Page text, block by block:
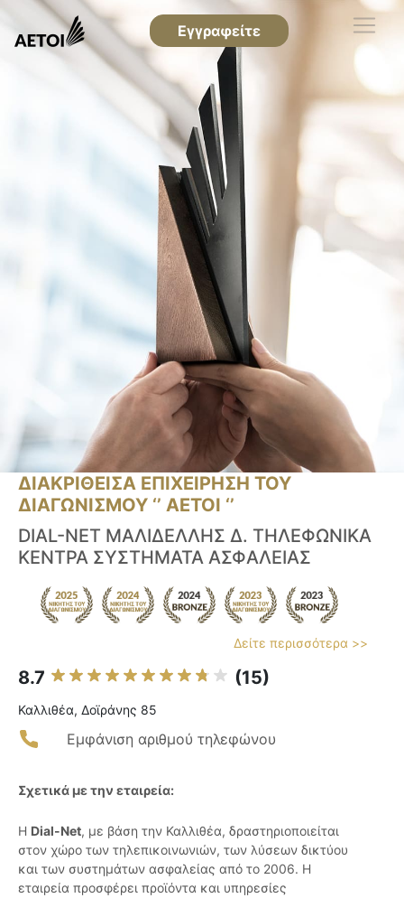
Εγγραφείτε
ΔΙΑΚΡΙΘΕΙΣΑ ΕΠΙΧΕΙΡΗΣΗ ΤΟΥ
ΔΙΑΓΩΝΙΣΜΟΥ ‘’ ΑΕΤΟΙ ‘’
DIAL-NET ΜΑΛΙΔΕΛΛΗΣ Δ. ΤΗΛΕΦΩΝΙΚΑ
ΚΕΝΤΡΑ ΣΥΣΤΗΜΑΤΑ ΑΣΦΑΛΕΙΑΣ
Δείτε περισσότερα >>
8.7 (15)
Καλλιθέα, Δοϊράνης 85
Εμφάνιση αριθμού τηλεφώνου
Σχετικά με την εταιρεία:
Η Dial-Net, με βάση την Καλλιθέα, δραστηριοποιείται
στον χώρο των τηλεπικοινωνιών, των λύσεων δικτύου
και των συστημάτων ασφαλείας από το 2006. Η
εταιρεία προσφέρει προϊόντα και υπηρεσίες